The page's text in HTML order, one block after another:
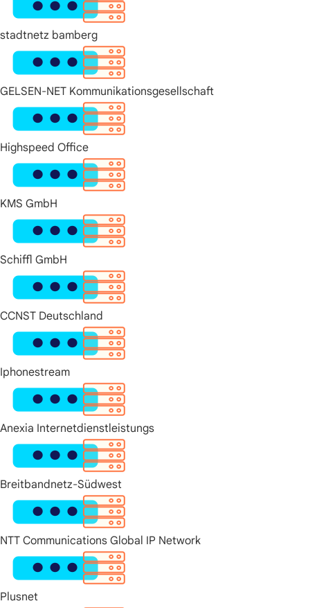
stadtnetz bamberg
GELSEN-NET Kommunikationsgesellschaft
Highspeed Office
KMS GmbH
Schiffl GmbH
CCNST Deutschland
Iphonestream
Anexia Internetdienstleistungs
Breitbandnetz-Südwest
NTT Communications Global IP Network
Plusnet